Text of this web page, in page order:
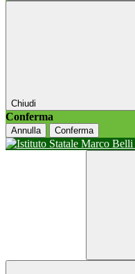
Chiudi
Conferma
Annulla Conferma